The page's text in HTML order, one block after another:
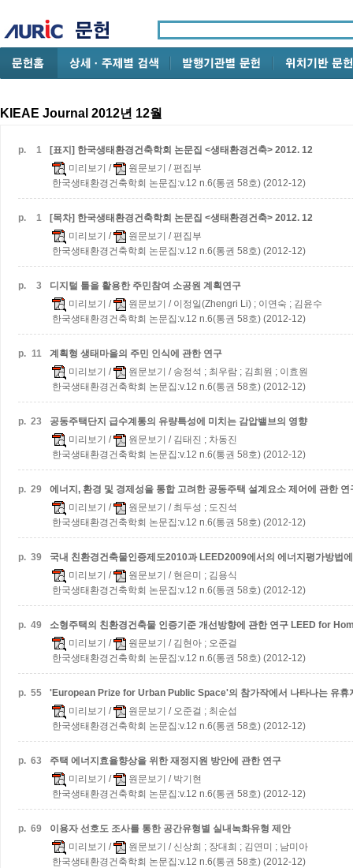
KIEAE Journal 2012년 12월
p. 1
[표지] 한국생태환경건축학회 논문집 <생태환경건축> 2012. 12
미리보기 / 원문보기 / 편집부
한국생태환경건축학회 논문집:v.12 n.6(통권 58호) (2012-12)
p. 1
[목차] 한국생태환경건축학회 논문집 <생태환경건축> 2012. 12
미리보기 / 원문보기 / 편집부
한국생태환경건축학회 논문집:v.12 n.6(통권 58호) (2012-12)
p. 3
디지털 툴을 활용한 주민참여 소공원 계획연구
미리보기 / 원문보기 / 이정일(Zhengri Li) ; 이연숙 ; 김윤수
한국생태환경건축학회 논문집:v.12 n.6(통권 58호) (2012-12)
p. 11
계획형 생태마을의 주민 인식에 관한 연구
미리보기 / 원문보기 / 송정석 ; 최우람 ; 김희원 ; 이효원
한국생태환경건축학회 논문집:v.12 n.6(통권 58호) (2012-12)
p. 23
공동주택단지 급수계통의 유량특성에 미치는 감압밸브의 영향
미리보기 / 원문보기 / 김태진 ; 차동진
한국생태환경건축학회 논문집:v.12 n.6(통권 58호) (2012-12)
p. 29
에너지, 환경 및 경제성을 통합 고려한 공동주택 설계요소 제어에 관한 연
미리보기 / 원문보기 / 최두성 ; 도진석
한국생태환경건축학회 논문집:v.12 n.6(통권 58호) (2012-12)
p. 39
국내 친환경건축물인증제도2010과 LEED2009에서의 에너지평가방법
미리보기 / 원문보기 / 현은미 ; 김용식
한국생태환경건축학회 논문집:v.12 n.6(통권 58호) (2012-12)
p. 49 소형주택의 친환경건축물 인증기준 개선방향에 관한 연구 LEED for
미리보기 / 원문보기 / 김현아 ; 오준걸
한국생태환경건축학회 논문집:v.12 n.6(통권 58호) (2012-12)
p. 55
'European Prize for Urban Public Space'의 참가작에서 나타나는 유휴
미리보기 / 원문보기 / 오준걸 ; 최순섭
한국생태환경건축학회 논문집:v.12 n.6(통권 58호) (2012-12)
p. 63
주택 에너지효율향상을 위한 재정지원 방안에 관한 연구
미리보기 / 원문보기 / 박기현
한국생태환경건축학회 논문집:v.12 n.6(통권 58호) (2012-12)
p. 69
이용자 선호도 조사를 통한 공간유형별 실내녹화유형 제안
미리보기 / 원문보기 / 신상희 ; 장대희 ; 김연미 ; 남미아
한국생태환경건축학회 논문집:v.12 n.6(통권 58호) (2012-12)